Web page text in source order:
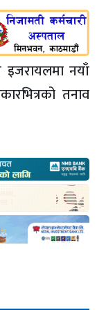
इजरायलमा नयाँ
तनाव